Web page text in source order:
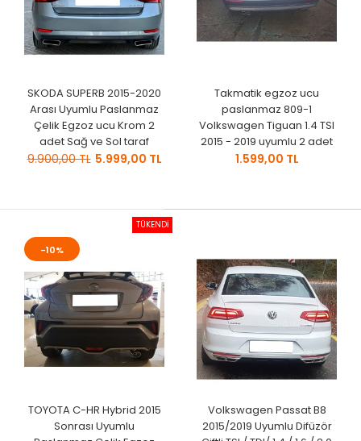
SKODA SUPERB 2015-2020
Arası Uyumlu Paslanmaz
Çelik Egzoz ucu Krom 2
adet Sağ ve Sol taraf
9.900,00 TL 5.999,00 TL
Takmatik egzoz ucu
paslanmaz 809-1
Volkswagen Tiguan 1.4 TSI
2015 - 2019 uyumlu 2 adet
1.599,00 TL
TÜKENDİ
-10%
TOYOTA C-HR Hybrid 2015
Sonrası Uyumlu
Volkswagen Passat B8
2015/2019 Uyumlu Difüzör